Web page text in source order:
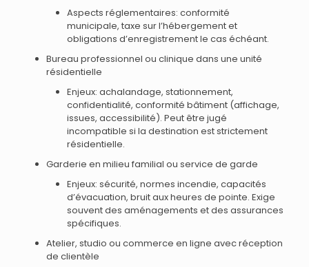
Aspects réglementaires: conformité
municipale, taxe sur l’hébergement et
obligations d’enregistrement le cas échéant.
Bureau professionnel ou clinique dans une unité
résidentielle
Enjeux: achalandage, stationnement,
confidentialité, conformité bâtiment (affichage,
issues, accessibilité). Peut être jugé
incompatible si la destination est strictement
résidentielle.
Garderie en milieu familial ou service de garde
Enjeux: sécurité, normes incendie, capacités
d’évacuation, bruit aux heures de pointe. Exige
souvent des aménagements et des assurances
spécifiques.
Atelier, studio ou commerce en ligne avec réception
de clientèle